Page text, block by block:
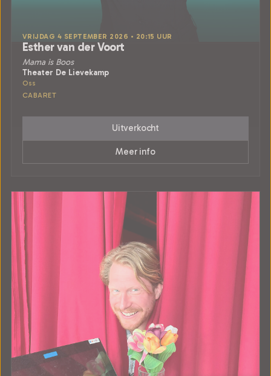
VRIJDAG 4 SEPTEMBER 2026 • 20:15 UUR
Esther van der Voort
Mama is Boos
Theater De Lievekamp
Oss
CABARET
Uitverkocht
Meer info